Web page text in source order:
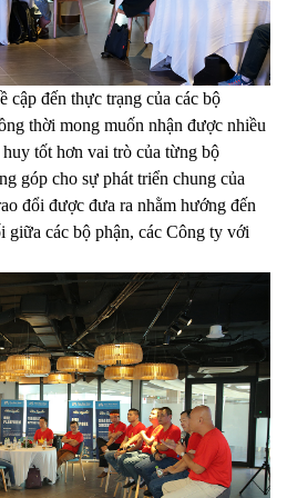
cập đến thực trạng của các bộ
thời mong muốn nhận được nhiều
tốt hơn vai trò của từng bộ
góp cho sự phát triển chung của
đổi được đưa ra nhằm hướng đến
giữa các bộ phận, các Công ty với